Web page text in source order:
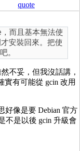
quote
而且基本無法使
安裝回來。把使
。
不妥，但我沒話講，
實有可能從 gcin 改用
好像是要 Debian 官方
不是以後 gcin 升級會